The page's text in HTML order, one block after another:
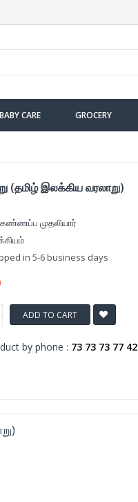
BABY CARE GROCERY
(தமிழ் இலக்கிய வரலாறு)
கண்ணப்ப முதலியார்
in 5-6 business days
ADD TO CART
by phone : 73 73 73 77 42